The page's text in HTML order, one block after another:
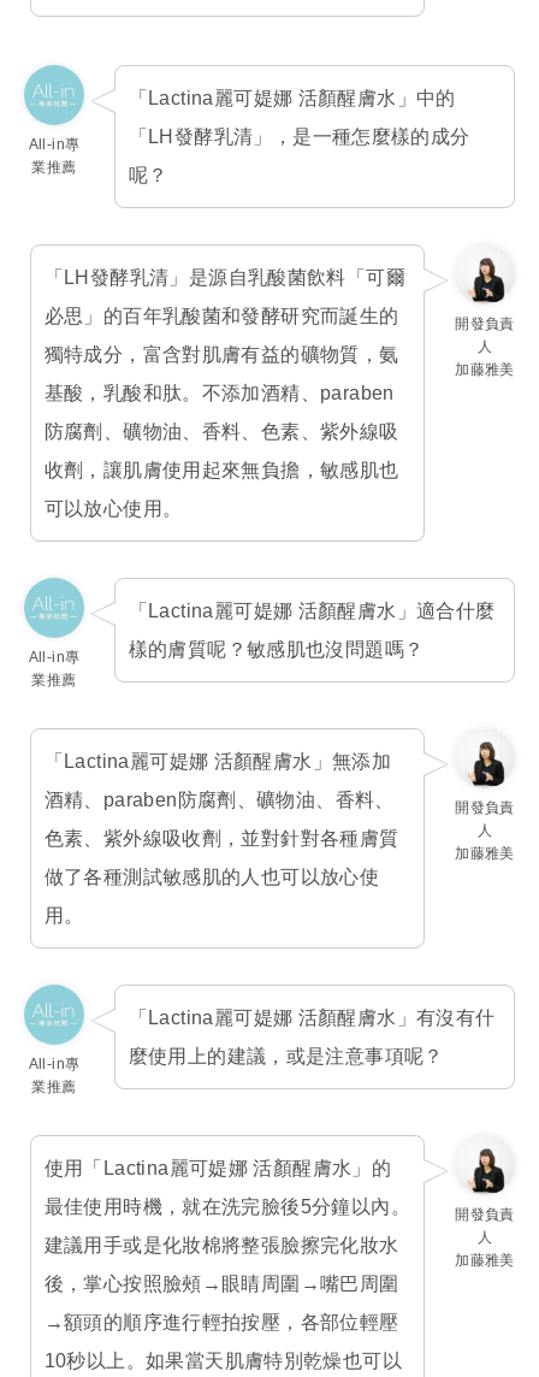
All-in專
業推薦
「Lactina麗可媞娜 活顏醒膚水」中的
「LH發酵乳清」，是一種怎麼樣的成分
呢？
開發負責
人
加藤雅美
「LH發酵乳清」是源自乳酸菌飲料「可爾
必思」的百年乳酸菌和發酵研究而誕生的
獨特成分，富含對肌膚有益的礦物質，氨
基酸，乳酸和肽。不添加酒精、paraben
防腐劑、礦物油、香料、色素、紫外線吸
收劑，讓肌膚使用起來無負擔，敏感肌也
可以放心使用。
All-in專
業推薦
「Lactina麗可媞娜 活顏醒膚水」適合什麼
樣的膚質呢？敏感肌也沒問題嗎？
開發負責
人
加藤雅美
「Lactina麗可媞娜 活顏醒膚水」無添加
酒精、paraben防腐劑、礦物油、香料、
色素、紫外線吸收劑，並對針對各種膚質
做了各種測試敏感肌的人也可以放心使
用。
All-in專
業推薦
「Lactina麗可媞娜 活顏醒膚水」有沒有什
麼使用上的建議，或是注意事項呢？
開發負責
人
加藤雅美
使用「Lactina麗可媞娜 活顏醒膚水」的
最佳使用時機，就在洗完臉後5分鐘以內。
建議用手或是化妝棉將整張臉擦完化妝水
後，掌心按照臉頰→眼睛周圍→嘴巴周圍
→額頭的順序進行輕拍按壓，各部位輕壓
10秒以上。如果當天肌膚特別乾燥也可以